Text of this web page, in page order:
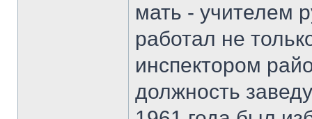
мать - учителем
работал не
инспектором
должность